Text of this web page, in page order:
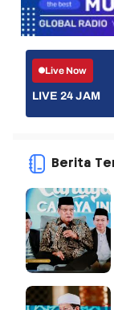
Live Now
LIVE 24 JAM
Berita